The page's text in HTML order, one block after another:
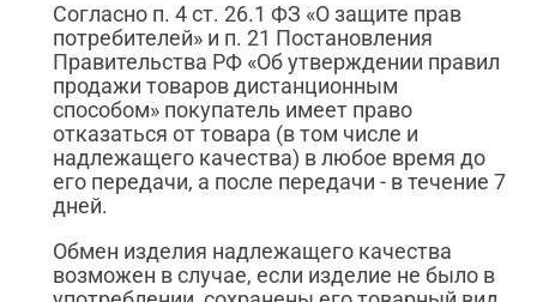
Согласно п. 4 ст. 26.1 ФЗ «О защите прав
потребителей» и п. 21 Постановления
Правительства РФ «Об утверждении правил
продажи товаров дистанционным
способом» покупатель имеет право
отказаться от товара (в том числе и
надлежащего качества) в любое время до
его передачи, а после передачи - в течение 7
дней.
Обмен изделия надлежащего качества
возможен в случае, если изделие не было в